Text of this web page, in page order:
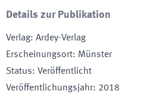
Details zur Publikation
Verlag: Ardey-Verlag
Erscheinungsort: Münster
Status: Veröffentlicht
Veröffentlichungsjahr: 2018